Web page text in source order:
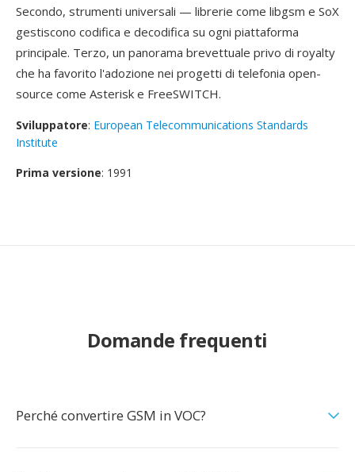
Secondo, strumenti universali — librerie come libgsm e SoX
gestiscono codifica e decodifica su ogni piattaforma
principale. Terzo, un panorama brevettuale privo di royalty
che ha favorito l'adozione nei progetti di telefonia open-
source come Asterisk e FreeSWITCH.
Sviluppatore: European Telecommunications Standards
Institute
Prima versione: 1991
Domande frequenti
Perché convertire GSM in VOC?